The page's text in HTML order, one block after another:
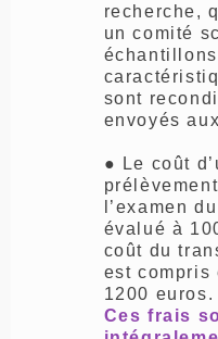
recherche,
un comité
sont
envoyés
● Le coût
l’examen
évalué à
coût du
est compris
1200 euros.
Ces frais